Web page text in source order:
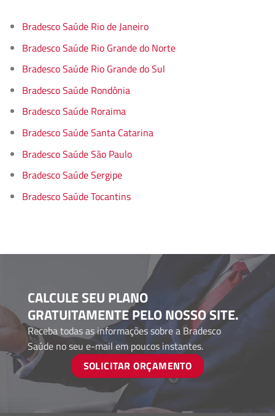
Bradesco Saúde Rio de Janeiro
Bradesco Saúde Rio Grande do Norte
Bradesco Saúde Rio Grande do Sul
Bradesco Saúde Rondônia
Bradesco Saúde Roraima
Bradesco Saúde Santa Catarina
Bradesco Saúde São Paulo
Bradesco Saúde Sergipe
Bradesco Saúde Tocantins
CALCULE SEU PLANO
GRATUITAMENTE PELO NOSSO SITE.
Receba todas as informações sobre a Bradesco
Saúde no seu e-mail em poucos instantes.
SOLICITAR ORÇAMENTO